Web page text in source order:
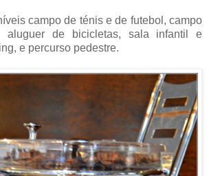
campo de ténis e de futebol, campo
aluguer de bicicletas, sala infantil e
e percurso pedestre.